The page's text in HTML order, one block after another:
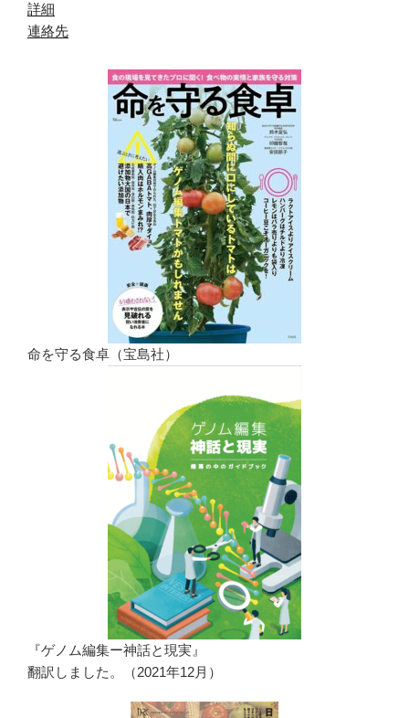
詳細
連絡先
命を守る食卓（宝島社）
『ゲノム編集ー神話と現実』
翻訳しました。（2021年12月）